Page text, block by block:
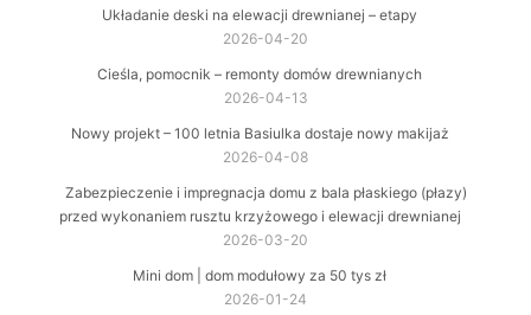
Układanie deski na elewacji drewnianej – etapy
2026-04-20
Cieśla, pomocnik – remonty domów drewnianych
2026-04-13
Nowy projekt – 100 letnia Basiulka dostaje nowy makijaż
2026-04-08
Zabezpieczenie i impregnacja domu z bala płaskiego (płazy)
przed wykonaniem rusztu krzyżowego i elewacji drewnianej
2026-03-20
Mini dom | dom modułowy za 50 tys zł
2026-01-24